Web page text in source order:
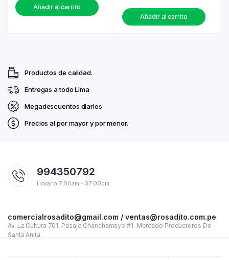
Añadir al carrito
Añadir al carrito
Productos de calidad.
Entregas a todo Lima
Megadescuentos diarios
Precios al por mayor y por menor.
994350792
Horario 7:00am - 07:00pm
comercialrosadito@gmail.com / ventas@rosadito.com.pe
Av. La Cultura 701. Pasaje Chanchamayo #1. Mercado Productores De
Santa Anita.